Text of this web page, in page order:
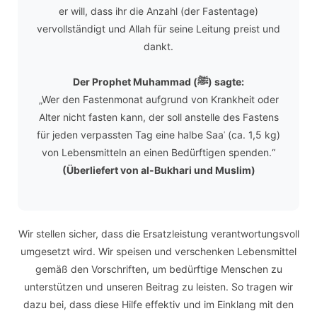
er will, dass ihr die Anzahl (der Fastentage)
vervollständigt und Allah für seine Leitung preist und
dankt.
Der Prophet Muhammad (ﷺ) sagte:
„Wer den Fastenmonat aufgrund von Krankheit oder
Alter nicht fasten kann, der soll anstelle des Fastens
für jeden verpassten Tag eine halbe Saaʿ (ca. 1,5 kg)
von Lebensmitteln an einen Bedürftigen spenden.“
(Überliefert von al-Bukhari und Muslim)
Wir stellen sicher, dass die Ersatzleistung verantwortungsvoll
umgesetzt wird. Wir speisen und verschenken Lebensmittel
gemäß den Vorschriften, um bedürftige Menschen zu
unterstützen und unseren Beitrag zu leisten. So tragen wir
dazu bei, dass diese Hilfe effektiv und im Einklang mit den